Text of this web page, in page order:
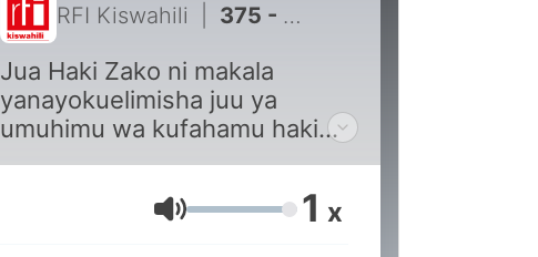
RFI Kiswahili 375 - Changamoto za wasichana wanaopata ujauzito wakiwa shuleni
Jua Haki Zako ni makala
yanayokuelimisha juu ya
umuhimu wa kufahamu haki
kwa ujumla. Jua Haki Zako
Volume 1 x